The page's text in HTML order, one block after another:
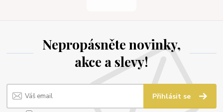
Nepropásněte novinky,
akce a slevy!
Přihlásit se